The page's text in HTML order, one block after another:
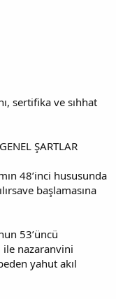
sertifika ve sıhhat
ŞARTLAR
48’inci hususunda
başlamasına
53’üncü
ile nazaranvini
yahut akıl